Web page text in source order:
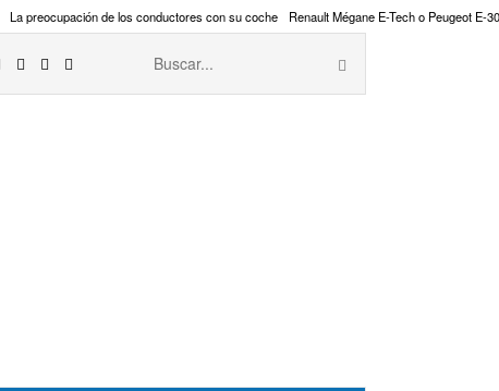
La preocupación de los conductores con su coche Renault Mégane E-Tech o Peugeot E-